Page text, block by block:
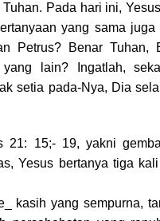
Pada hari ini,
yang sama juga
Petrus? Benar Tuhan,
lain? Ingatlah,
setia pada-Nya, Dia
15;- 19, yakni
Yesus bertanya tiga
kasih yang sempurna,